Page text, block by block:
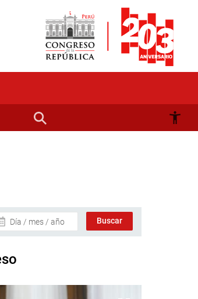
Día / mes / año